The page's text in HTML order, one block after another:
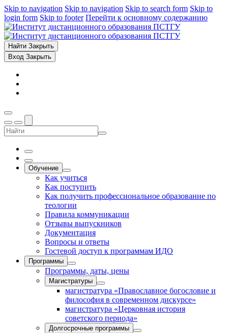
Skip to navigation Skip to navigation Skip to search form Skip to
login form Skip to footer Перейти к основному содержанию
Найти Закрыть
Вход Закрыть
Обучение
Как учиться
Как поступить
Как получить профессиональное образование по
теологии
Правила коммуникации
Отзывы выпускников
Документация
Вопросы и ответы
Гостевой доступ к программам ИДО
Программы
Программы, даты, цены
Магистратуры
магистратура «Православное богословие и
философия в современном дискурсе»
магистратура «Церковная история
советского периода»
Долгосрочные программы